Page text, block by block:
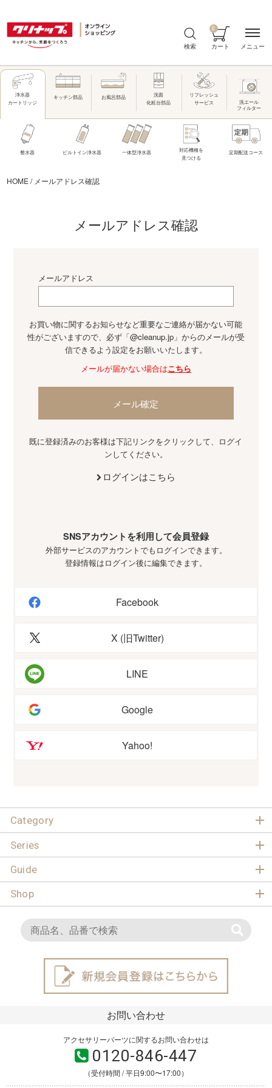
検索 カート
0
浄水器
カートリッジ
キッチン部品 お風呂部品
洗面
化粧台部品
リフレッシュ
サービス
洗エール
フィルター
整水器 ビルトイン浄水器 一体型浄水器
対応機種を
見つける
定期配送コース
HOME/ メールアドレス確認
メールアドレス確認
メールアドレス
お買い物に関するお知らせなど重要なご連絡が届かない可能
性がございますので、必ず「@cleanup.jp」からのメールが受
信できるよう設定をお願いいたします。
メールが届かない場合はこちら
メール確定
既に登録済みのお客様は下記リンクをクリックして、ログイ
ンしてください。
ログインはこちら
SNSアカウントを利用して会員登録
外部サービスのアカウントでもログインできます。
登録情報はログイン後に編集できます。
Facebook
X (旧Twitter)
LINE
Google
Yahoo!
Category
Series
Guide
Shop
お問い合わせ
アクセサリーパーツに関するお問い合わせは
0120-846-447
（受付時間 / 平日9:00〜17:00）
メニュー